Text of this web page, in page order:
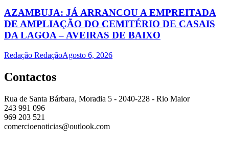
AZAMBUJA: JÁ ARRANCOU A EMPREITADA
DE AMPLIAÇÃO DO CEMITÉRIO DE CASAIS
DA LAGOA – AVEIRAS DE BAIXO
Redação RedaçãoAgosto 6, 2026
Contactos
Rua de Santa Bárbara, Moradia 5 - 2040-228 - Rio Maior
243 991 096
969 203 521
comercioenoticias@outlook.com